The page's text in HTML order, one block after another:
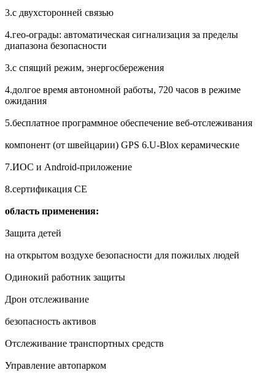
3.с двухсторонней связью
4.гео-ограды: автоматическая сигнализация за пределы
диапазона безопасности
3.с спящий режим, энергосбережения
4.долгое время автономной работы, 720 часов в режиме
ожидания
5.бесплатное программное обеспечение веб-отслеживания
компонент (от швейцарии) GPS 6.U-Blox керамические
7.ИОС и Android-приложение
8.сертификация CE
область применения:
Защита детей
на открытом воздухе безопасности для пожилых людей
Одинокий работник защиты
Дрон отслеживание
безопасность активов
Отслеживание транспортных средств
Управление автопарком